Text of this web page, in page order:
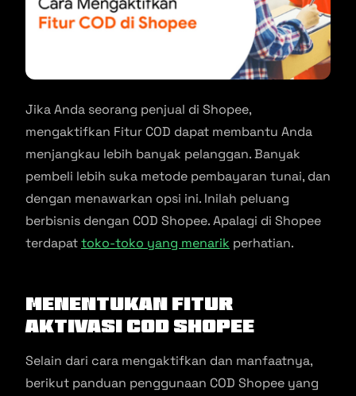
Jika Anda seorang penjual di Shopee,
mengaktifkan Fitur COD dapat membantu Anda
menjangkau lebih banyak pelanggan. Banyak
pembeli lebih suka metode pembayaran tunai, dan
dengan menawarkan opsi ini. Inilah peluang
berbisnis dengan COD Shopee. Apalagi di Shopee
terdapattoko-toko yang menarik perhatian.
Menentukan Fitur
Aktivasi COD Shopee
Selain dari cara mengaktifkan dan manfaatnya,
berikut panduan penggunaan COD Shopee yang